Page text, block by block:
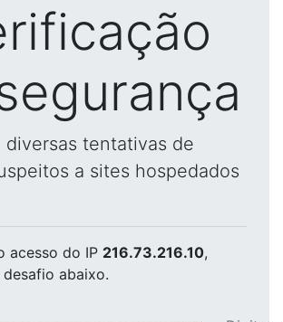
diversas tentativas de
a sites hospedados
acesso do IP 216.73.216.10,
abaixo.